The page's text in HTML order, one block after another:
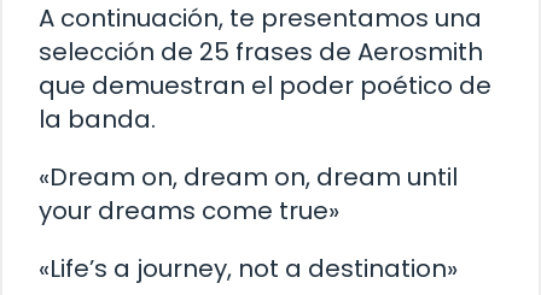
A continuación, te presentamos una
selección de 25 frases de Aerosmith
que demuestran el poder poético de
la banda.
«Dream on, dream on, dream until
your dreams come true»
«Life’s a journey, not a destination»